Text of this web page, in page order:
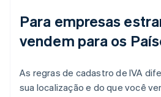
Para empresas
vendem para os
As regras de cadastro de IVA
sua localização e do que você